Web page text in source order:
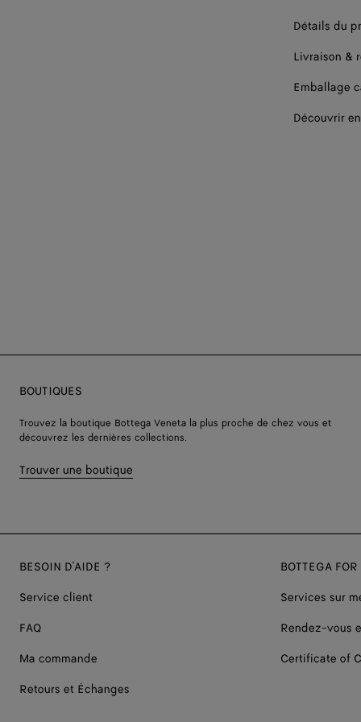
Détails du
Livraison &
Emballage
Découvrir
BOUTIQUES
Trouvez la boutique Bottega Veneta la plus proche de chez vous et
découvrez les dernières collections.
Trouver une boutique
BESOIN D'AIDE ?
Service client
FAQ
Ma commande
Retours et Échanges
BOTTEGA FOR
Services sur
Rendez-vous
Certificate of